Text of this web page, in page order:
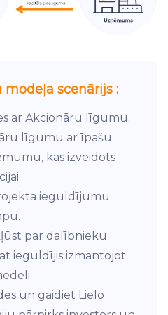
scenārijs :
ar Akcionāru līgumu.
līgumu ar īpašu
kas izveidots
ieguldījumu
par dalībnieku
ieguldījis izmantojot
un gaidiet Lielo